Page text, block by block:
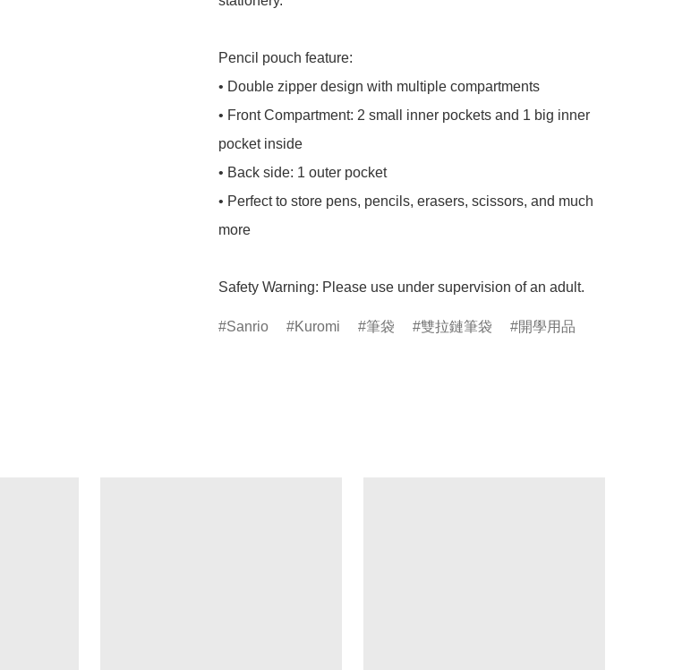
Pencil pouch feature:
• Double zipper design with multiple compartments
• Front Compartment: 2 small inner pockets and 1 big inner
pocket inside
• Back side: 1 outer pocket
• Perfect to store pens, pencils, erasers, scissors, and much
more
Safety Warning: Please use under supervision of an adult.
Sanrio Kuromi 筆袋 雙拉鏈筆袋 開學用品